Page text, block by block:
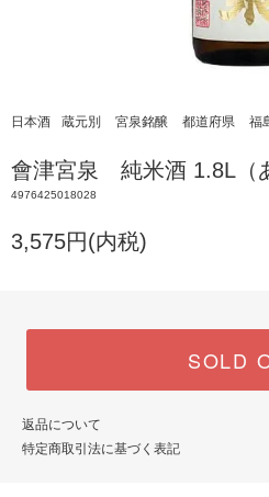
日本酒 蔵元別 宮泉銘醸 都道府県 福
會津宮泉 純米酒 1.8L（
4976425018028
3,575円(内税)
SOLD
返品について
特定商取引法に基づく表記